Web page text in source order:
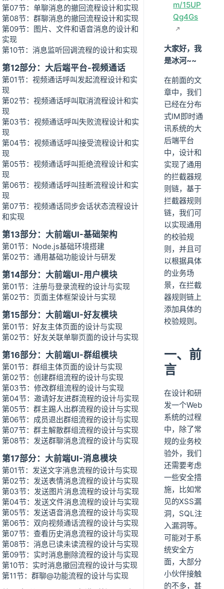
第07节：单聊消息的撤回流程设计和实现
第08节：群聊消息的撤回流程设计和实现
第09节：图片、文件和语音消息的设计和
实现
第10节：消息监听回调流程的设计和实现
第12部分：大后端平台-视频通话
第01节：视频通话呼叫发起流程设计和实
现
第02节：视频通话呼叫取消流程设计和实
现
第03节：视频通话呼叫失败流程设计和实
现
第04节：视频通话呼叫接受流程设计和实
现
第05节：视频通话呼叫拒绝流程设计和实
现
第06节：视频通话呼叫挂断流程设计和实
现
第07节：视频通话同步会话状态流程设计
和实现
第13部分：大前端UI-基础架构
第01节：Node.js基础环境搭建
第02节：通用基础功能设计与研发
第14部分：大前端UI-用户模块
第01节：注册与登录流程的设计与实现
第02节：页面主体框架设计与实现
第15部分：大前端UI-好友模块
第01节：好友主体页面的设计与实现
第02节：好友关联单聊页面的设计与实现
第16部分：大前端UI-群组模块
第01节：群组主体页面的设计与实现
第02节：创建群组流程的设计与实现
第03节：修改群组流程的设计与实现
第04节：邀请好友进群流程的设计与实现
第05节：群主踢人出群流程的设计与实现
第06节：成员退出群组流程的设计与实现
第07节：群主解散群组流程的设计与实现
第08节：发送群聊消息流程的设计与实现
第17部分：大前端UI-消息模块
第01节：发送文字消息流程的设计与实现
第02节：发送表情消息流程的设计与实现
第03节：发送图片消息流程的设计与实现
第04节：发送文件消息流程的设计与实现
第05节：发送语音消息流程的设计与实现
第06节：双向视频通话流程的设计与实现
第07节：查看历史消息流程的设计与实现
第08节：消息已读未读流程的设计与实现
第09节：实时消息删除流程的设计与实现
第10节：实时消息撤回流程的设计与实现
第11节：群聊@功能流程的设计与实现
m/15UP
Qg4Gs
大家好，我
是冰河~~
在前面的文
章中，我们
已经在分布
式IM即时通
讯系统的大
后端平台
中，设计和
实现了通用
的拦截器规
则链，基于
拦截器规则
链，我们可
以实现通用
的校验规
则，并且可
以根据具体
的业务场
景，在拦截
器规则链上
添加具体的
校验规则。
一、前
言
在设计和研
发一个Web
系统的过程
中，除了常
规的业务校
验外，我们
还需要考虑
一些安全措
施，比如常
见的XSS漏
洞，SQL注
入漏洞等。
可能对于系
统安全方
面，大部分
小伙伴接触
的不多，甚